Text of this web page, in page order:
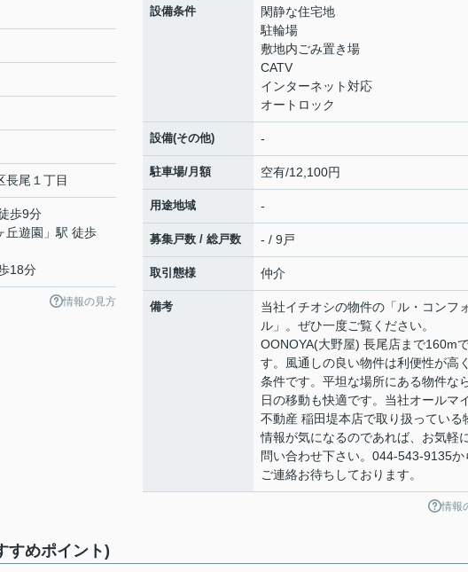
長尾 １丁目
歩9分
丘遊園 」駅 徒歩
18分
情報の見方
設備条件
閑静な住宅地
駐輪場
敷地内ごみ置き場
CATV
インターネット対応
オートロック
設備(その他) -
駐車場/月額 空有/12,100円
用途地域 -
募集戸数 / 総戸数 - / 9戸
取引態様 仲介
備考
当社イチオシの物件の「ル・コンフ
ル」。ぜひ一度ご覧ください。
OONOYA(大野屋) 長尾店まで160m
す。風通しの良い物件は利便性が高
条件です。平坦な場所にある物件な
日の移動も快適です。当社オールマ
不動産 稲田堤本店で取り扱っている
情報が気になるのであれば、お気軽
問い合わせ下さい。044-543-9135か
ご連絡お待ちしております。
情報
すめポイント)